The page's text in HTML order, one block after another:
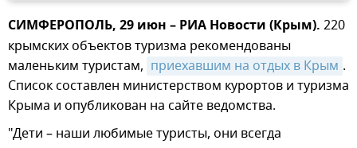
СИМФЕРОПОЛЬ, 29 июн – РИА Новости (Крым). 220
крымских объектов туризма рекомендованы
маленьким туристам, приехавшим на отдых в Крым .
Список составлен министерством курортов и туризма
Крыма и опубликован на сайте ведомства.
"Дети – наши любимые туристы, они всегда